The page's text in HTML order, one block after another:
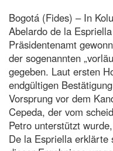
Bogotá (Fides) – In
Abelardo de la
Präsidentenamt
der sogenannten
gegeben. Laut ersten
endgültigen
Vorsprung vor dem
Cepeda, der vom
Petro unterstützt
De la Espriella erklärte